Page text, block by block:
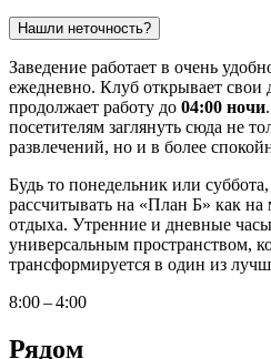
Нашли неточность?
Заведение работает в очень
ежедневно. Клуб открывает свои
продолжает работу до 04:00 ночи
посетителям заглянуть сюда не
развлечений, но и в более
Будь то понедельник или
рассчитывать на «План Б» как на
отдыха. Утренние и дневные
универсальным пространством,
трансформируется в один из
8:00 – 4:00
Рядом